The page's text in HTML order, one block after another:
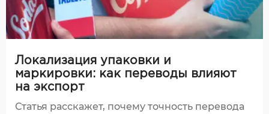
Локализация упаковки и
маркировки: как переводы влияют
на экспорт
Статья расскажет, почему точность перевода